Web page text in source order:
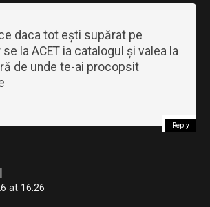
daca tot ești supărat pe
la ACET ia catalogul și valea la
de unde te-ai procopsit
Reply
at 16:26